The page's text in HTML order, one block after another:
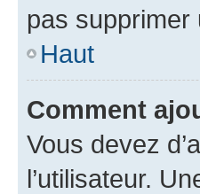
pas supprimer
Haut
Comment
Vous devez
l’utilisateur.